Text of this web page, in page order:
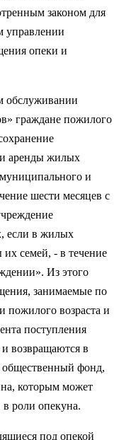
законом для
управлении
опеки и
обслуживании
граждане пожилого
аренды жилых
и
шести месяцев с
если в жилых
семей, - в течение
Из этого
занимаемые по
пожилого возраста и
поступления
возвращаются в
фонд,
которым может
роли опекуна.
под опекой